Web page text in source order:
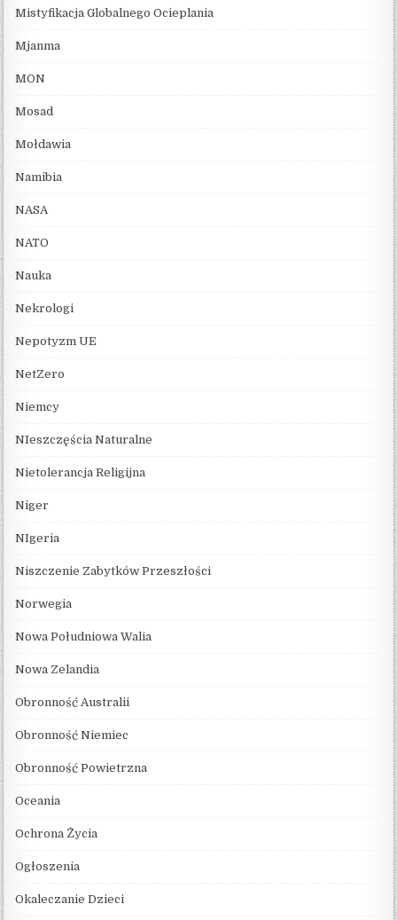
Mistyfikacja Globalnego Ocieplania
Mjanma
MON
Mosad
Mołdawia
Namibia
NASA
NATO
Nauka
Nekrologi
Nepotyzm UE
NetZero
Niemcy
NIeszczęścia Naturalne
Nietolerancja Religijna
Niger
NIgeria
Niszczenie Zabytków Przeszłości
Norwegia
Nowa Południowa Walia
Nowa Zelandia
Obronność Australii
Obronność Niemiec
Obronność Powietrzna
Oceania
Ochrona Życia
Ogłoszenia
Okaleczanie Dzieci